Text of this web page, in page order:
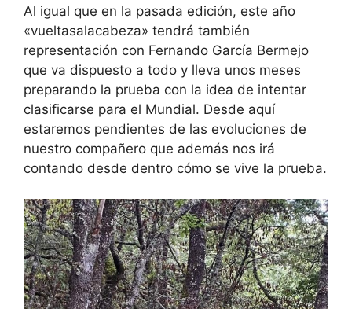
Al igual que en la pasada edición, este año
«vueltasalacabeza» tendrá también
representación con Fernando García Bermejo
que va dispuesto a todo y lleva unos meses
preparando la prueba con la idea de intentar
clasificarse para el Mundial. Desde aquí
estaremos pendientes de las evoluciones de
nuestro compañero que además nos irá
contando desde dentro cómo se vive la prueba.